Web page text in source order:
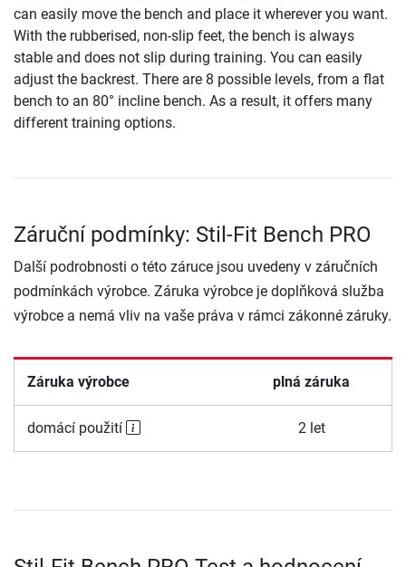
can easily move the bench and place it wherever you want.
With the rubberised, non-slip feet, the bench is always
stable and does not slip during training. You can easily
adjust the backrest. There are 8 possible levels, from a flat
bench to an 80° incline bench. As a result, it offers many
different training options.
Záruční podmínky: Stil-Fit Bench PRO
Další podrobnosti o této záruce jsou uvedeny v záručních
podmínkách výrobce. Záruka výrobce je doplňková služba
výrobce a nemá vliv na vaše práva v rámci zákonné záruky.
Záruka výrobce plná záruka
domácí použití 2 let